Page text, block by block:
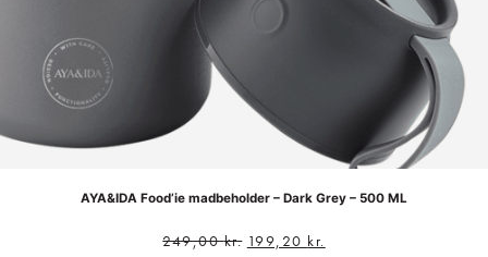
AYA&IDA Food’ie madbeholder – Dark Grey – 500 ML
249,00kr. 199,20 kr.